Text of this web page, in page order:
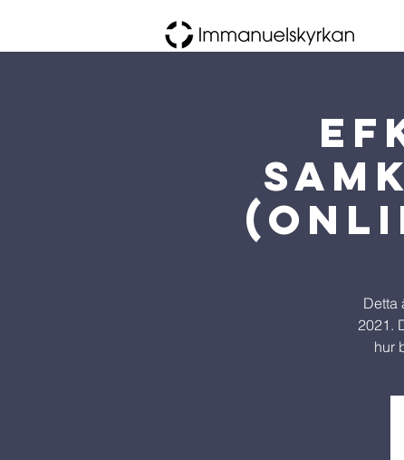
Detta
2021.
hur